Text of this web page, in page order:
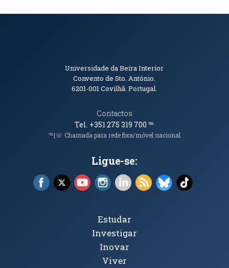
Informações de Contacto
Universidade da Beira Interior
Convento de Sto. António.
6201-001Covilhã. Portugal.
Contactos
Tel. +351 275 319 700℡
℡|☏ Chamada para rede fixa/móvel nacional
Ligue-se:
Facebook (abre em nova janela)
X (abre em nova janela)
YouTube (abre em nova janela)
Instagram (abre em nova janela)
LinkedIn (abre em nova
RSS (abre em nova
Bluesky (abre
TikTok
Tópicos Principais
Estudar
Investigar
Inovar
Viver